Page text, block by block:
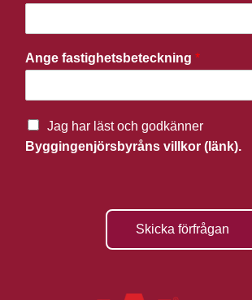
Ange fastighetsbeteckning *
Jag har läst och godkänner
Byggingenjörsbyråns villkor (länk).
Skicka förfrågan